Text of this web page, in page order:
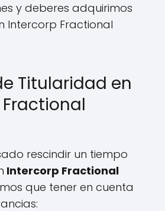
y deberes adquirimos
Intercorp Fractional
Titularidad en
rescindir un tiempo
Intercorp Fractional
que tener en cuenta